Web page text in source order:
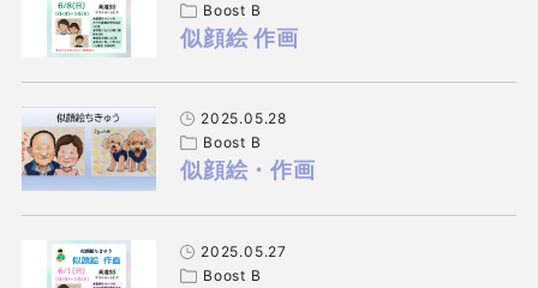
Boost B
似顔絵 作画
2025.05.28
Boost B
似顔絵・作画
2025.05.27
Boost B